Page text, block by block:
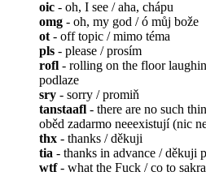
oic - oh, I see / aha, chápu
omg - oh, my god / ó můj bože
ot- off topic / mimo téma
pls - please / prosím
rofl - rolling on the floor
podlaze
sry - sorry / promiň
tanstaafl - there are no such
oběd zadarmo neeexistují (nic
thx - thanks / děkuji
tia - thanks in advance / děkuji
wtf- what the Fuck / co to